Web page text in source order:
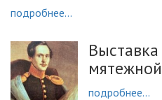
подробнее...
подробнее...